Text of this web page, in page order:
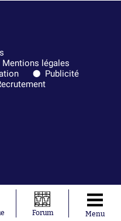
Mentions légales
Publicité
Forum Menu